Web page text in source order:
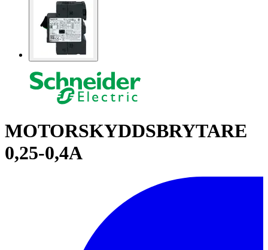
MOTORSKYDDSBRYTARE
0,25-0,4A